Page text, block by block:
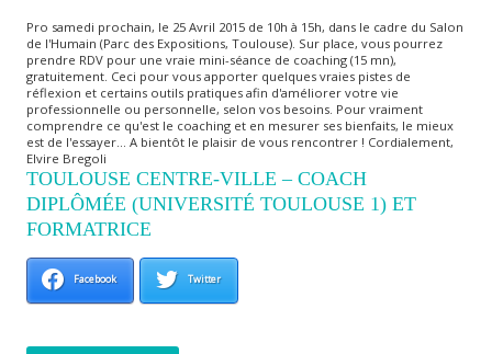
Pro samedi prochain, le 25 Avril 2015 de 10h à 15h, dans le cadre du Salon
de l'Humain (Parc des Expositions, Toulouse). Sur place, vous pourrez
prendre RDV pour une vraie mini-séance de coaching (15 mn),
gratuitement. Ceci pour vous apporter quelques vraies pistes de
réflexion et certains outils pratiques afin d'améliorer votre vie
professionnelle ou personnelle, selon vos besoins. Pour vraiment
comprendre ce qu'est le coaching et en mesurer ses bienfaits, le mieux
est de l'essayer... A bientôt le plaisir de vous rencontrer ! Cordialement,
Elvire Bregoli
TOULOUSE CENTRE-VILLE – COACH
DIPLÔMÉE (UNIVERSITÉ TOULOUSE 1) ET
FORMATRICE
Facebook Twitter